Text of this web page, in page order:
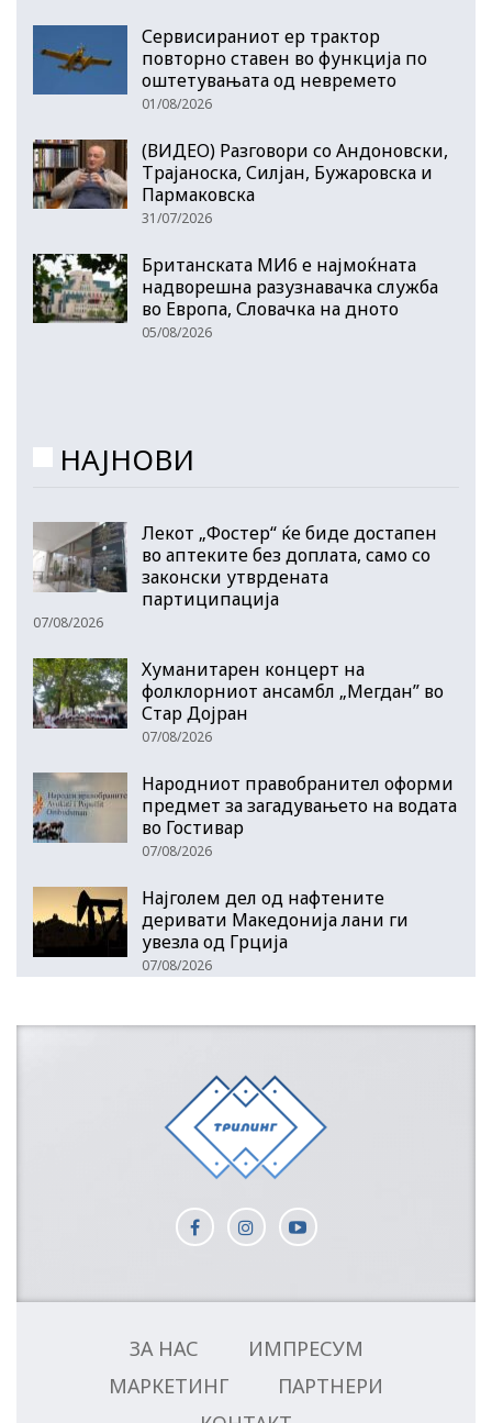
Сервисираниот ер трактор
повторно ставен во функција по
оштетувањата од невремето
01/08/2026
(ВИДЕО) Разговори со Андоновски,
Трајаноска, Силјан, Бужаровска и
Пармаковска
31/07/2026
Британската МИ6 е најмоќната
надворешна разузнавачка служба
во Европа, Словачка на дното
05/08/2026
НАЈНОВИ
Лекот „Фостер“ ќе биде достапен
во аптеките без доплата, само со
законски утврдената
партиципација
07/08/2026
Хуманитарен концерт на
фолклорниот ансамбл „Мегдан” во
Стар Дојран
07/08/2026
Народниот правобранител оформи
предмет за загадувањето на водата
во Гостивар
07/08/2026
Најголем дел од нафтените
деривати Македонија лани ги
увезла од Грција
07/08/2026
ЗА НАС
ИМПРЕСУМ
МАРКЕТИНГ
ПАРТНЕРИ